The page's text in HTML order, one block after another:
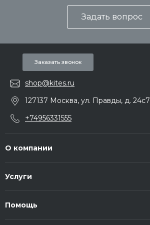
Задать вопрос
Заказать звонок
shop@kites.ru
127137 Москва, ул. Правды, д. 24с7
+74956331555
О компании
Услуги
Помощь